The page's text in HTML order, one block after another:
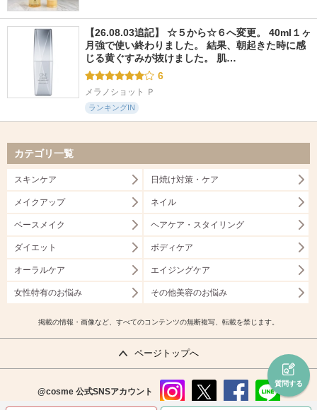
質問する
【26.08.03追記】 ☆５から☆６へ変更。 40ml１ヶ
月強で使い終わりました。 結果、朝起きた時に感
じる黄ぐすみが抜けました。 肌…
6
メラノショット Ｐ
ランキングIN
カテゴリ一覧
スキンケア 日焼け対策・ケア
メイクアップ ネイル
ベースメイク ヘアケア・スタイリング
ダイエット ボディケア
オーラルケア エイジングケア
女性特有のお悩み その他美容のお悩み
掲載の情報・画像など、すべてのコンテンツの無断複写、転載を禁じます。
ページトップへ
@cosme 公式SNSアカウント